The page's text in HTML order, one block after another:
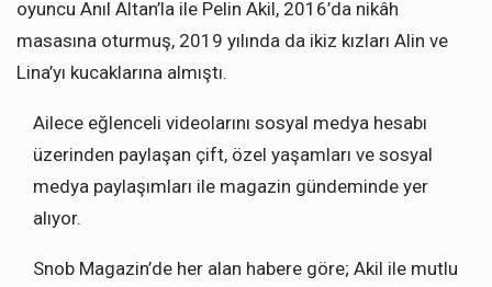
oyuncu Anıl Altan’la ile Pelin Akil, 2016’da nikâh
masasına oturmuş, 2019 yılında da ikiz kızları Alin ve
Lina’yı kucaklarına almıştı.
Ailece eğlenceli videolarını sosyal medya hesabı
üzerinden paylaşan çift, özel yaşamları ve sosyal
medya paylaşımları ile magazin gündeminde yer
alıyor.
Snob Magazin’de her alan habere göre; Akil ile mutlu